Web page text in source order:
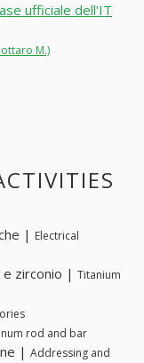
ufficiale dell'IT
M.)
| Electrical
zirconio | Titanium
rod and bar
| Addressing and